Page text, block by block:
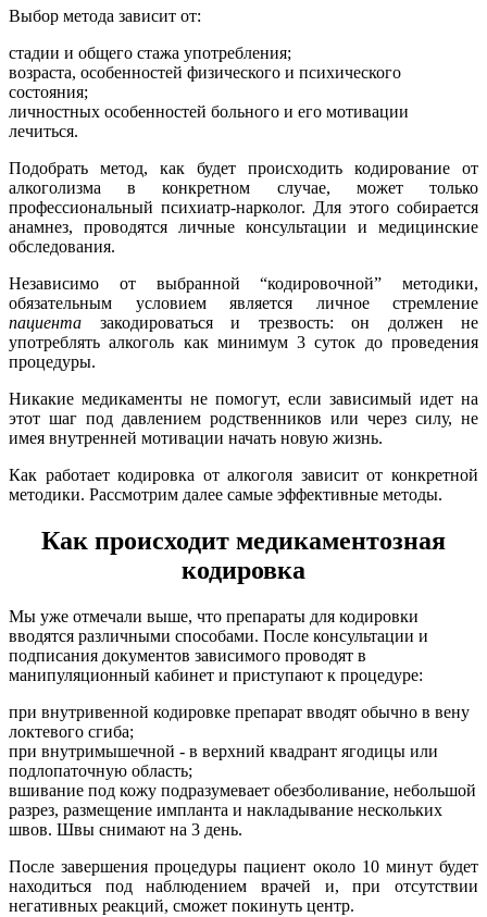
Выбор метода зависит от:
стадии и общего стажа употребления;
возраста, особенностей физического и психического
состояния;
личностных особенностей больного и его мотивации
лечиться.
Подобрать метод, как будет происходить кодирование от
алкоголизма в конкретном случае, может только
профессиональный психиатр-нарколог. Для этого собирается
анамнез, проводятся личные консультации и медицинские
обследования.
Независимо от выбранной “кодировочной” методики,
обязательным условием является личное стремление
пациента закодироваться и трезвость: он должен не
употреблять алкоголь как минимум 3 суток до проведения
процедуры.
Никакие медикаменты не помогут, если зависимый идет на
этот шаг под давлением родственников или через силу, не
имея внутренней мотивации начать новую жизнь.
Как работает кодировка от алкоголя зависит от конкретной
методики. Рассмотрим далее самые эффективные методы.
Как происходит медикаментозная
кодировка
Мы уже отмечали выше, что препараты для кодировки
вводятся различными способами. После консультации и
подписания документов зависимого проводят в
манипуляционный кабинет и приступают к процедуре:
при внутривенной кодировке препарат вводят обычно в вену
локтевого сгиба;
при внутримышечной - в верхний квадрант ягодицы или
подлопаточную область;
вшивание под кожу подразумевает обезболивание, небольшой
разрез, размещение импланта и накладывание нескольких
швов. Швы снимают на 3 день.
После завершения процедуры пациент около 10 минут будет
находиться под наблюдением врачей и, при отсутствии
негативных реакций, сможет покинуть центр.